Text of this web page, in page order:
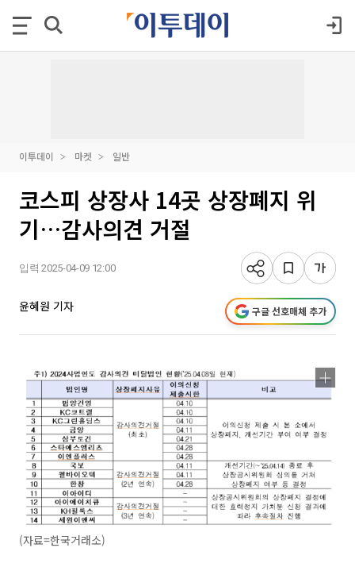
이투데이 마켓 일반
코스피 상장사 14곳 상장폐지 위
기…감사의견 거절
입력 2025-04-09 12:00
윤혜원 기자 구글 선호매체 추가
(자료=한국거래소)